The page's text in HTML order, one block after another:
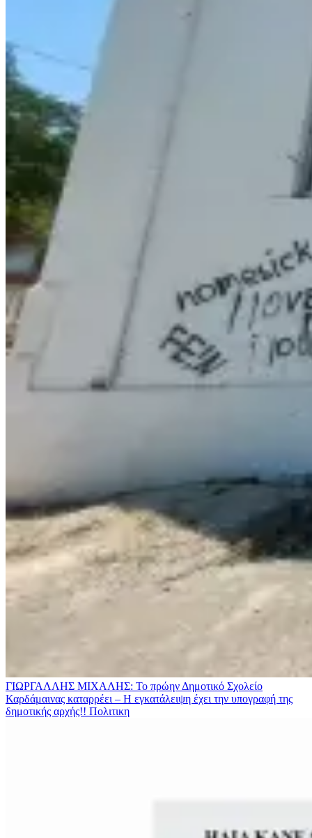
ΓΙΩΡΓΑΛΛΗΣ ΜΙΧΑΛΗΣ: Το πρώην Δημοτικό Σχολείο
Καρδάμαινας καταρρέει – Η εγκατάλειψη έχει την υπογραφή της
δημοτικής αρχής!! Πολιτικη